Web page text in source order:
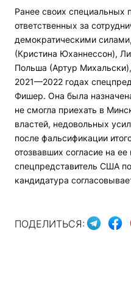
Ранее своих специальных
ответственных за
демократическими
(Кристина Юханнессон),
Польша (Артур
2021—2022 годах
Фишер. Она была
не смогла приехать в
властей, недовольных
после фальсификации
отозвавших согласие на
спецпредставитель США
кандидатура
ПОДЕЛИТЬСЯ: